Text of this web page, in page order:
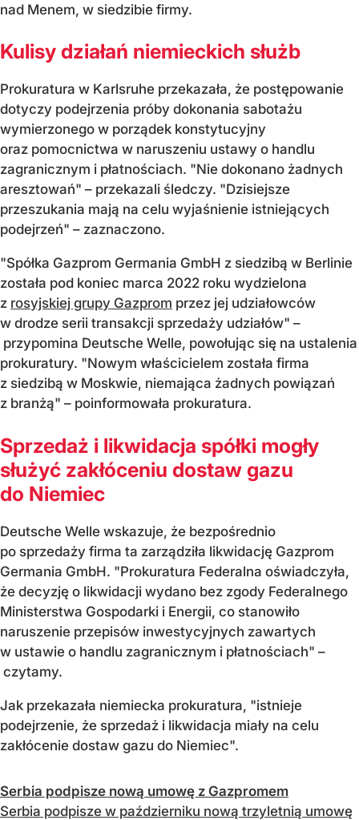
nad Menem, w siedzibie firmy.
Kulisy działań niemieckich służb
Prokuratura w Karlsruhe przekazała, że postępowanie
dotyczy podejrzenia próby dokonania sabotażu
wymierzonego w porządek konstytucyjny
oraz pomocnictwa w naruszeniu ustawy o handlu
zagranicznym i płatnościach. "Nie dokonano żadnych
aresztowań" – przekazali śledczy. "Dzisiejsze
przeszukania mają na celu wyjaśnienie istniejących
podejrzeń" – zaznaczono.
"Spółka Gazprom Germania GmbH z siedzibą w Berlinie
została pod koniec marca 2022 roku wydzielona
z rosyjskiej grupy Gazprom przez jej udziałowców
w drodze serii transakcji sprzedaży udziałów" –
przypomina Deutsche Welle, powołując się na ustalenia
prokuratury. "Nowym właścicielem została firma
z siedzibą w Moskwie, niemająca żadnych powiązań
z branżą" – poinformowała prokuratura.
Sprzedaż i likwidacja spółki mogły
służyć zakłóceniu dostaw gazu
do Niemiec
Deutsche Welle wskazuje, że bezpośrednio
po sprzedaży firma ta zarządziła likwidację Gazprom
Germania GmbH. "Prokuratura Federalna oświadczyła,
że decyzję o likwidacji wydano bez zgody Federalnego
Ministerstwa Gospodarki i Energii, co stanowiło
naruszenie przepisów inwestycyjnych zawartych
w ustawie o handlu zagranicznym i płatnościach" –
czytamy.
Jak przekazała niemiecka prokuratura, "istnieje
podejrzenie, że sprzedaż i likwidacja miały na celu
zakłócenie dostaw gazu do Niemiec".
Serbia podpisze nową umowę z Gazpromem
Serbia podpisze w październiku nową trzyletnią umowę